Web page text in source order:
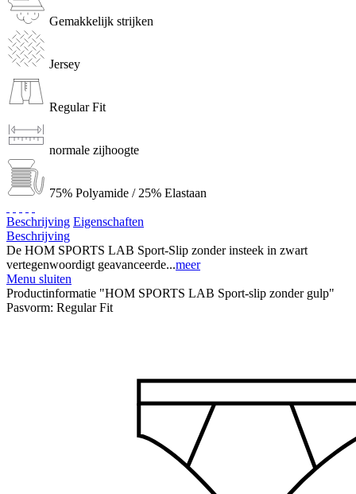
Gemakkelijk strijken
Jersey
Regular Fit
normale zijhoogte
75% Polyamide / 25% Elastaan
Beschrijving Eigenschaften
Beschrijving
De HOM SPORTS LAB Sport-Slip zonder insteek in zwart
vertegenwoordigt geavanceerde...meer
Menu sluiten
Productinformatie "HOM SPORTS LAB Sport-slip zonder gulp"
Pasvorm: Regular Fit